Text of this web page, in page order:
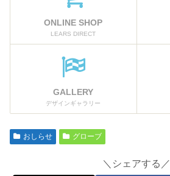
ONLINE SHOP
LEARS DIRECT
GALLERY
デザインギャラリー
おしらせ グローブ
＼シェアする／